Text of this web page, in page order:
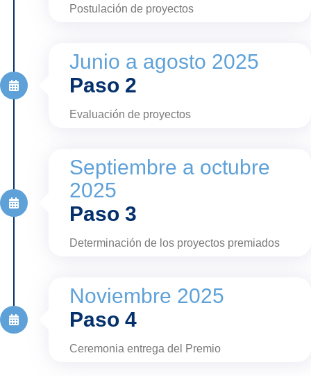
Postulación de proyectos
Junio a agosto 2025
Paso 2
Evaluación de proyectos
Septiembre a octubre
2025
Paso 3
Determinación de los proyectos premiados
Noviembre 2025
Paso 4
Ceremonia entrega del Premio